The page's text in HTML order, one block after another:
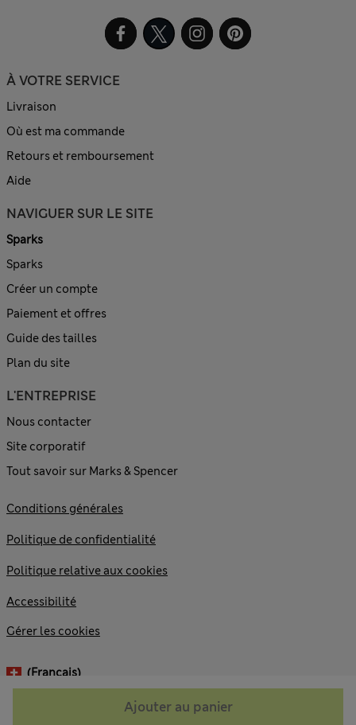
Ajouter au panier
À VOTRE SERVICE
Livraison
Où est ma commande
Retours et remboursement
Aide
NAVIGUER SUR LE SITE
Sparks
Sparks
Créer un compte
Paiement et offres
Guide des tailles
Plan du site
L'ENTREPRISE
Nous contacter
Site corporatif
Tout savoir sur Marks & Spencer
© 2026 Marks and Spencer plc
Conditions générales
Politique de confidentialité
Politique relative aux cookies
Accessibilité
Gérer les cookies
(français)